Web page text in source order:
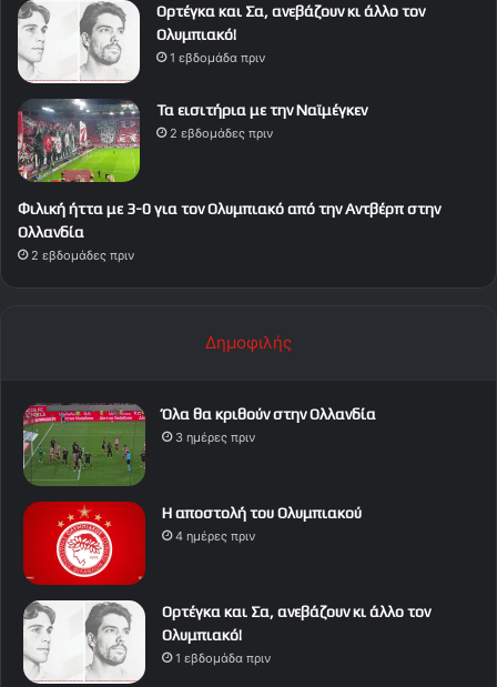
Ορτέγκα και Σα, ανεβάζουν κι άλλο τον
Ολυμπιακό!
1 εβδομάδα πριν
Τα εισιτήρια με την Ναϊμέγκεν
2 εβδομάδες πριν
Φιλική ήττα με 3-0 για τον Ολυμπιακό από την Αντβέρπ στην
Ολλανδία
2 εβδομάδες πριν
Δημοφιλής
Όλα θα κριθούν στην Ολλανδία
3 ημέρες πριν
Η αποστολή του Ολυμπιακού
4 ημέρες πριν
Ορτέγκα και Σα, ανεβάζουν κι άλλο τον
Ολυμπιακό!
1 εβδομάδα πριν